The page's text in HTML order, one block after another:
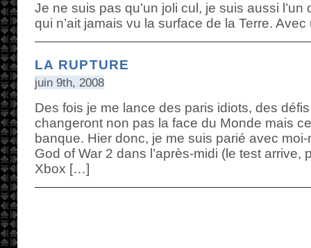
Je ne suis pas qu’un joli cul, je suis aussi l’un
qui n’ait jamais vu la surface de la Terre.
LA RUPTURE
juin 9th, 2008
Des fois je me lance des paris idiots, des
changeront non pas la face du Monde mais
banque. Hier donc, je me suis parié avec
God of War 2 dans l’après-midi (le test arrive,
Xbox […]